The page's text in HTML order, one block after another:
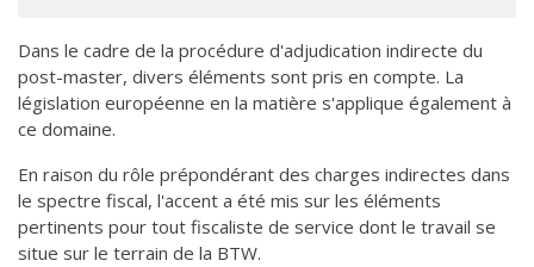
Dans le cadre de la procédure d'adjudication indirecte du
post-master, divers éléments sont pris en compte. La
législation européenne en la matière s'applique également à
ce domaine.
En raison du rôle prépondérant des charges indirectes dans
le spectre fiscal, l'accent a été mis sur les éléments
pertinents pour tout fiscaliste de service dont le travail se
situe sur le terrain de la BTW.